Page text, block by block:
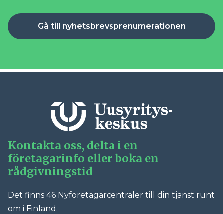
Gå till nyhetsbrevsprenumerationen
Kontakta oss, delta i en
företagarinfo eller boka en
rådgivningstid
Det finns 46 Nyföretagarcentraler till din tjänst runt
om i Finland.